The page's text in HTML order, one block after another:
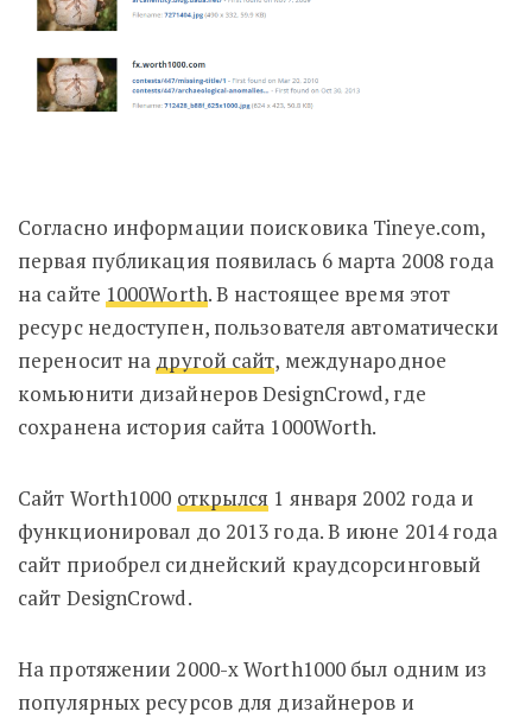
Согласно информации поисковика Tineye.com,
первая публикация появилась 6 марта 2008 года
на сайте 1000Worth. В настоящее время этот
ресурс недоступен, пользователя автоматически
переносит на другой сайт, международное
комьюнити дизайнеров DesignCrowd, где
сохранена история сайта 1000Worth.
Сайт Worth1000 открылся 1 января 2002 года и
функционировал до 2013 года. В июне 2014 года
сайт приобрел сиднейский краудсорсинговый
сайт DesignCrowd.
На протяжении 2000-х Worth1000 был одним из
популярных ресурсов для дизайнеров и